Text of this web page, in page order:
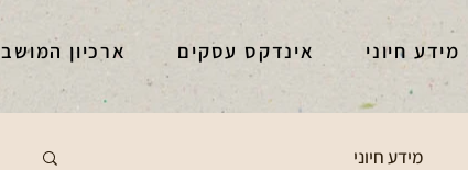
מידע חיוני אינדקס עסקים ארכיון המושב
מידע חיוני